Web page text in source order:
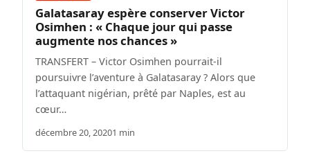
Galatasaray espère conserver Victor
Osimhen : « Chaque jour qui passe
augmente nos chances »
TRANSFERT – Victor Osimhen pourrait-il
poursuivre l’aventure à Galatasaray ? Alors que
l’attaquant nigérian, prêté par Naples, est au
cœur…
décembre 20, 20201 min